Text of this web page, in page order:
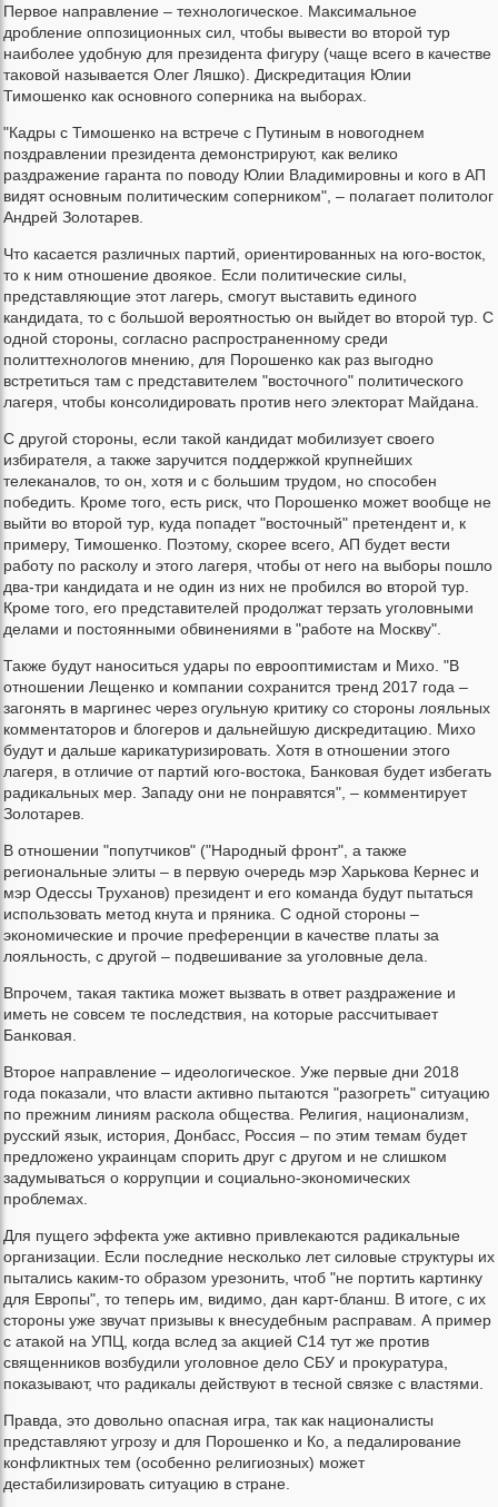
Первое направление – технологическое. Максимальное
дробление оппозиционных сил, чтобы вывести во второй тур
наиболее удобную для президента фигуру (чаще всего в качестве
таковой называется Олег Ляшко). Дискредитация Юлии
Тимошенко как основного соперника на выборах.
"Кадры с Тимошенко на встрече с Путиным в новогоднем
поздравлении президента демонстрируют, как велико
раздражение гаранта по поводу Юлии Владимировны и кого в АП
видят основным политическим соперником", – полагает политолог
Андрей Золотарев.
Что касается различных партий, ориентированных на юго-восток,
то к ним отношение двоякое. Если политические силы,
представляющие этот лагерь, смогут выставить единого
кандидата, то с большой вероятностью он выйдет во второй тур. С
одной стороны, согласно распространенному среди
политтехнологов мнению, для Порошенко как раз выгодно
встретиться там с представителем "восточного" политического
лагеря, чтобы консолидировать против него электорат Майдана.
С другой стороны, если такой кандидат мобилизует своего
избирателя, а также заручится поддержкой крупнейших
телеканалов, то он, хотя и с большим трудом, но способен
победить. Кроме того, есть риск, что Порошенко может вообще не
выйти во второй тур, куда попадет "восточный" претендент и, к
примеру, Тимошенко. Поэтому, скорее всего, АП будет вести
работу по расколу и этого лагеря, чтобы от него на выборы пошло
два-три кандидата и не один из них не пробился во второй тур.
Кроме того, его представителей продолжат терзать уголовными
делами и постоянными обвинениями в "работе на Москву".
Также будут наноситься удары по еврооптимистам и Михо. "В
отношении Лещенко и компании сохранится тренд 2017 года –
загонять в маргинес через огульную критику со стороны лояльных
комментаторов и блогеров и дальнейшую дискредитацию. Михо
будут и дальше карикатуризировать. Хотя в отношении этого
лагеря, в отличие от партий юго-востока, Банковая будет избегать
радикальных мер. Западу они не понравятся", – комментирует
Золотарев.
В отношении "попутчиков" ("Народный фронт", а также
региональные элиты – в первую очередь мэр Харькова Кернес и
мэр Одессы Труханов) президент и его команда будут пытаться
использовать метод кнута и пряника. С одной стороны –
экономические и прочие преференции в качестве платы за
лояльность, с другой – подвешивание за уголовные дела.
Впрочем, такая тактика может вызвать в ответ раздражение и
иметь не совсем те последствия, на которые рассчитывает
Банковая.
Второе направление – идеологическое. Уже первые дни 2018
года показали, что власти активно пытаются "разогреть" ситуацию
по прежним линиям раскола общества. Религия, национализм,
русский язык, история, Донбасс, Россия – по этим темам будет
предложено украинцам спорить друг с другом и не слишком
задумываться о коррупции и социально-экономических
проблемах.
Для пущего эффекта уже активно привлекаются радикальные
организации. Если последние несколько лет силовые структуры их
пытались каким-то образом урезонить, чтоб "не портить картинку
для Европы", то теперь им, видимо, дан карт-бланш. В итоге, с их
стороны уже звучат призывы к внесудебным расправам. А пример
с атакой на УПЦ, когда вслед за акцией С14 тут же против
священников возбудили уголовное дело СБУ и прокуратура,
показывают, что радикалы действуют в тесной связке с властями.
Правда, это довольно опасная игра, так как националисты
представляют угрозу и для Порошенко и Ко, а педалирование
конфликтных тем (особенно религиозных) может
дестабилизировать ситуацию в стране.